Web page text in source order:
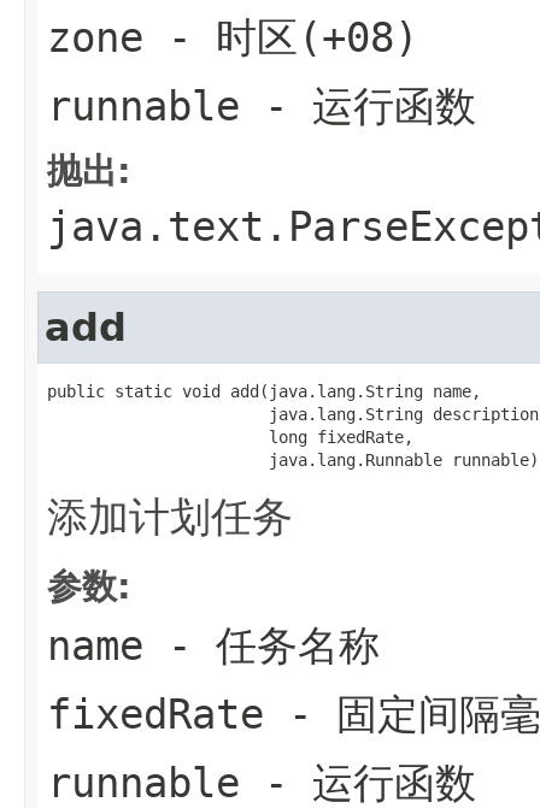
zone - 时区(+08)
runnable - 运行函数
抛出:
add
public static void add(java.lang.String name,
java.lang.String
                       long fixedRate,
                       java.lang.Runnable runnable)
添加计划任务
参数:
name - 任务名称
fixedRate - 固定间隔
runnable - 运行函数